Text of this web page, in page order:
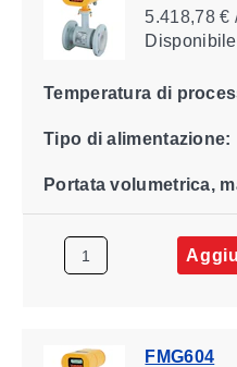
5.418,78 €
Disponibile
Temperatura di
Tipo di alimentazione:
Portata volumetrica,
FMG604